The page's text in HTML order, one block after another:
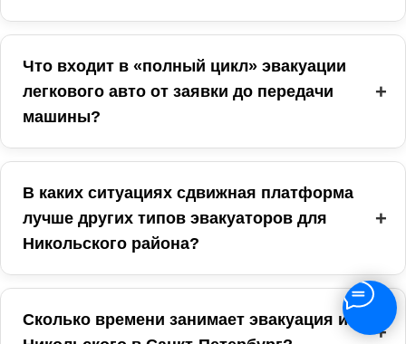
Что входит в «полный цикл» эвакуации
легкового авто от заявки до передачи
машины?
В каких ситуациях сдвижная платформа
лучше других типов эвакуаторов для
Никольского района?
Сколько времени занимает эвакуация из